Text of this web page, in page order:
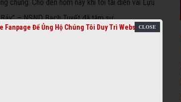
chúng. Cho đến hôm nay khi tôi tái diễn vai Lựu
– NSND Bạch Tuyết đã tâm sự.
cô diễn vai Kiều Nguyệt Nga trong chương trình
Phùng Há trong sự nghiệp biểu diễn, đào tạo
Fanpage Để Ủng Hộ Chúng Tôi Duy Trì Website